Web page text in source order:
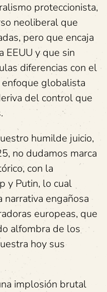
proteccionista,
neoliberal que
pero que encaja
EEUU y que sin
diferencias con el
globalista
del control que
humilde juicio,
no dudamos marca
con la
y Putin, lo cual
engañosa
europeas, que
alfombra de los
hoy sus
implosión brutal